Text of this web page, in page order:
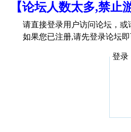
【论坛人数太多,禁
请直接登录用户访问论坛，或
如果您已注册,请先登录论坛
登录